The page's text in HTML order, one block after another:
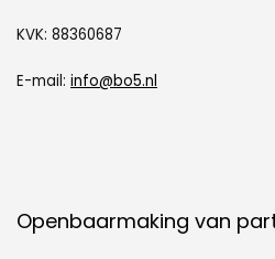
KVK: 88360687
E-mail: info@bo5.nl
Openbaarmaking van